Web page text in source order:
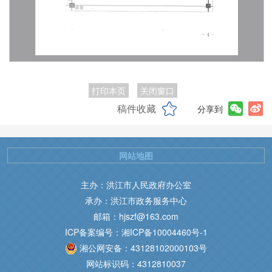
打印本页 关闭窗口
稿件收藏 分享到
主办：洪江市人民政府办公室
承办：洪江市政务服务中心
邮箱：hjszf@163.com
ICP备案编号：湘ICP备10004460号-1
湘公网安备：43128102000103号
网站标识码：4312810037
网站地图